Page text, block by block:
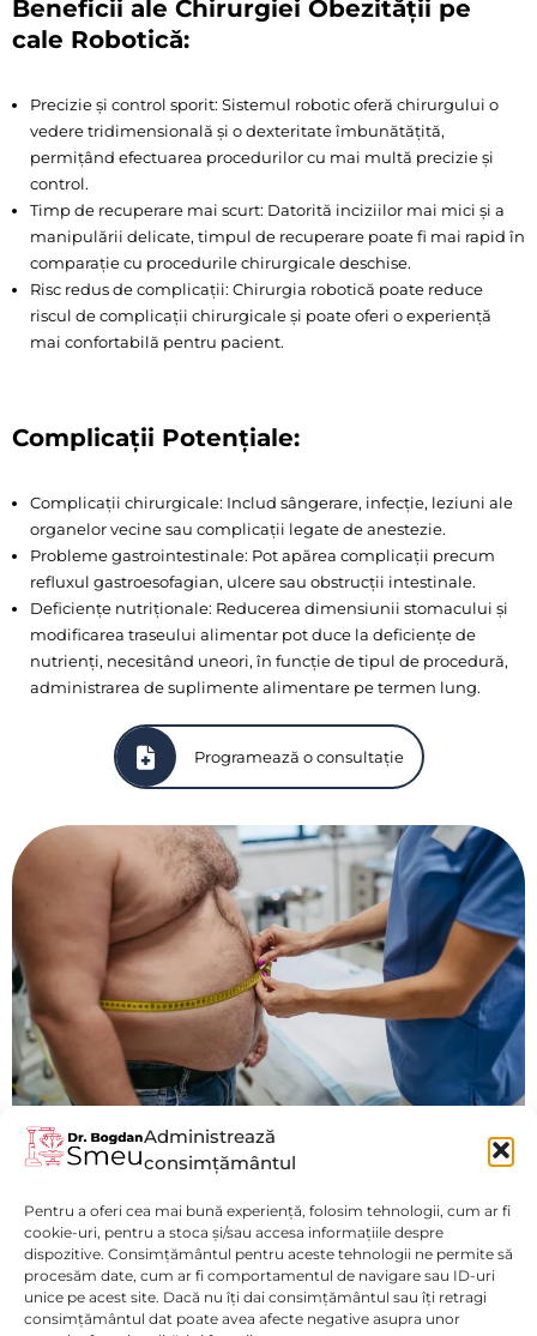
Administrează
consimțământul
Pentru a oferi cea mai bună experiență, folosim tehnologii, cum ar fi
cookie-uri, pentru a stoca și/sau accesa informațiile despre
dispozitive. Consimțământul pentru aceste tehnologii ne permite să
procesăm date, cum ar fi comportamentul de navigare sau ID-uri
unice pe acest site. Dacă nu îți dai consimțământul sau îți retragi
consimțământul dat poate avea afecte negative asupra unor
Beneficii ale Chirurgiei Obezității pe
cale Robotică:
Precizie și control sporit: Sistemul robotic oferă chirurgului o
vedere tridimensională și o dexteritate îmbunătățită,
permițând efectuarea procedurilor cu mai multă precizie și
control.
Timp de recuperare mai scurt: Datorită inciziilor mai mici și a
manipulării delicate, timpul de recuperare poate fi mai rapid în
comparație cu procedurile chirurgicale deschise.
Risc redus de complicații: Chirurgia robotică poate reduce
riscul de complicații chirurgicale și poate oferi o experiență
mai confortabilă pentru pacient.
Complicații Potențiale:
Complicații chirurgicale: Includ sângerare, infecție, leziuni ale
organelor vecine sau complicații legate de anestezie.
Probleme gastrointestinale: Pot apărea complicații precum
refluxul gastroesofagian, ulcere sau obstrucții intestinale.
Deficiențe nutriționale: Reducerea dimensiunii stomacului și
modificarea traseului alimentar pot duce la deficiențe de
nutrienți, necesitând uneori, în funcție de tipul de procedură,
administrarea de suplimente alimentare pe termen lung.
Programează o consultație
Obezitate
Vezi mai mult